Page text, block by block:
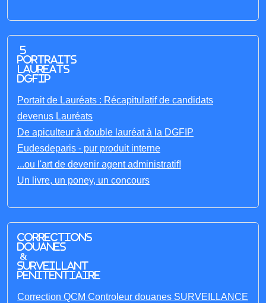
5
portraits
laureats
DGFIP
Portait de Lauréats : Récapitulatif de candidats
devenus Lauréats
De apiculteur à double lauréat à la DGFIP
Eudesdeparis - pur produit interne
...ou l'art de devenir agent administratif!
Un livre, un poney, un concours
Corrections
Douanes
&
Surveillant
penitentiaire
Correction QCM Controleur douanes SURVEILLANCE